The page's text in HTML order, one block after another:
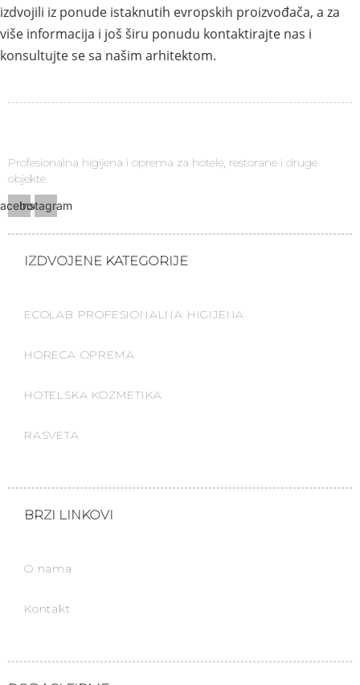
izdvojili iz ponude istaknutih evropskih proizvođača, a za
više informacija i još širu ponudu kontaktirajte nas i
konsultujte se sa našim arhitektom.
Profesionalna higijena i oprema za hotele, restorane i druge
objekte.
Instagram
IZDVOJENE KATEGORIJE
ECOLAB PROFESIONALNA HIGIJENA
HORECA OPREMA
HOTELSKA KOZMETIKA
RASVETA
BRZI LINKOVI
O nama
Kontakt